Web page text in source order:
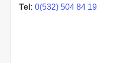
Tel: 0(532) 504 84 19